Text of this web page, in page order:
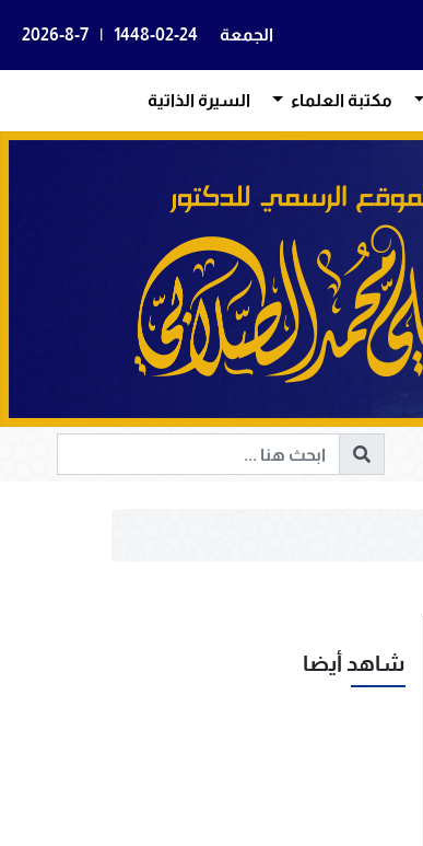
الجمعة 1448-02-24
|
2026-8-7
مكتبة العلماء السيرة الذاتية
هداية القلوب وإصلاح المجتمعات وقيادة
شاهد أيضا